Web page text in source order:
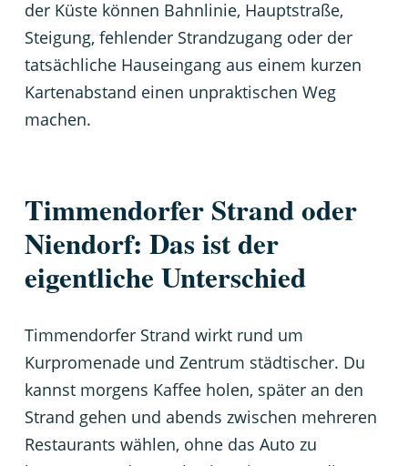
der Küste können Bahnlinie, Hauptstraße,
Steigung, fehlender Strandzugang oder der
tatsächliche Hauseingang aus einem kurzen
Kartenabstand einen unpraktischen Weg
machen.
Timmendorfer Strand oder
Niendorf: Das ist der
eigentliche Unterschied
Timmendorfer Strand wirkt rund um
Kurpromenade und Zentrum städtischer. Du
kannst morgens Kaffee holen, später an den
Strand gehen und abends zwischen mehreren
Restaurants wählen, ohne das Auto zu